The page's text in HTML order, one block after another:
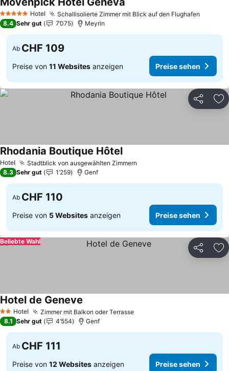
5 Sterne Hotel Schallisolierte Zimmer mit Blick auf den Flughafen
8.4 Sehr gut 7’075 Meyrin
Ab CHF 109
Preise von 11 Websites anzeigen Preise sehen
Teilen
Hotel Stadtblick von ausgewählten Zimmern
Rhodania Boutique HôtelPreise sehen
8.3 Sehr gut 1’259 Genf
Ab CHF 110
Preise von 5 Websites anzeigen Preise sehen
Teilen
Beliebte Wahl
2 Sterne
Hotel Zimmer mit Balkon oder TerrassePreise sehen
Hotel de Geneve
8.1 Sehr gut 4’554 Genf
Ab CHF 111
Preise von 12 Websites anzeigen Preise sehen